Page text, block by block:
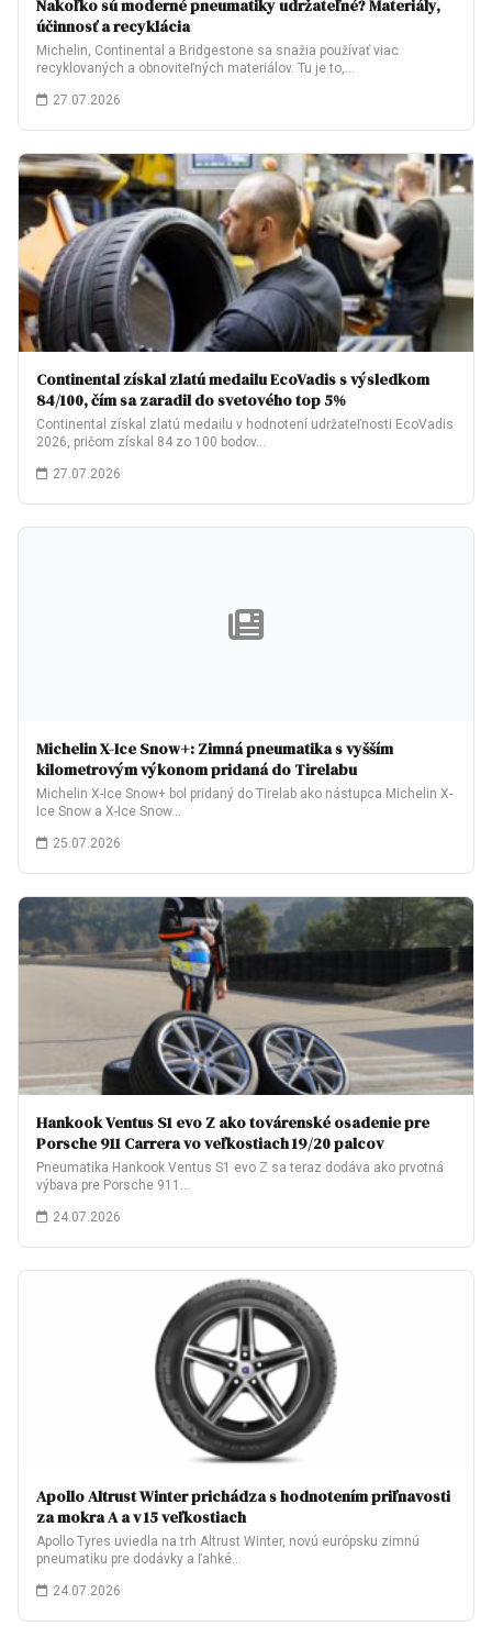
Nakoľko sú moderné pneumatiky udržateľné? Materiály,
účinnosť a recyklácia
Michelin, Continental a Bridgestone sa snažia používať viac
recyklovaných a obnoviteľných materiálov. Tu je to,…
27.07.2026
Continental získal zlatú medailu EcoVadis s výsledkom
84/100, čím sa zaradil do svetového top 5%
Continental získal zlatú medailu v hodnotení udržateľnosti EcoVadis
2026, pričom získal 84 zo 100 bodov…
27.07.2026
Michelin X-Ice Snow+: Zimná pneumatika s vyšším
kilometrovým výkonom pridaná do Tirelabu
Michelin X-Ice Snow+ bol pridaný do Tirelab ako nástupca Michelin X-
Ice Snow a X-Ice Snow…
25.07.2026
Hankook Ventus S1 evo Z ako továrenské osadenie pre
Porsche 911 Carrera vo veľkostiach 19/20 palcov
Pneumatika Hankook Ventus S1 evo Z sa teraz dodáva ako prvotná
výbava pre Porsche 911…
24.07.2026
Apollo Altrust Winter prichádza s hodnotením priľnavosti
za mokra A a v 15 veľkostiach
Apollo Tyres uviedla na trh Altrust Winter, novú európsku zimnú
pneumatiku pre dodávky a ľahké…
24.07.2026